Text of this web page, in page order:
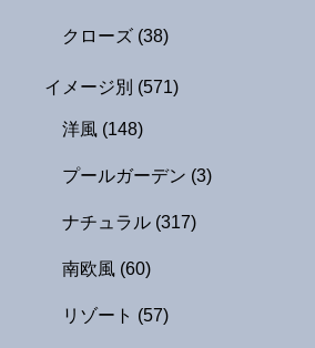
クローズ (38)
イメージ別 (571)
洋風 (148)
プールガーデン (3)
ナチュラル (317)
南欧風 (60)
リゾート (57)